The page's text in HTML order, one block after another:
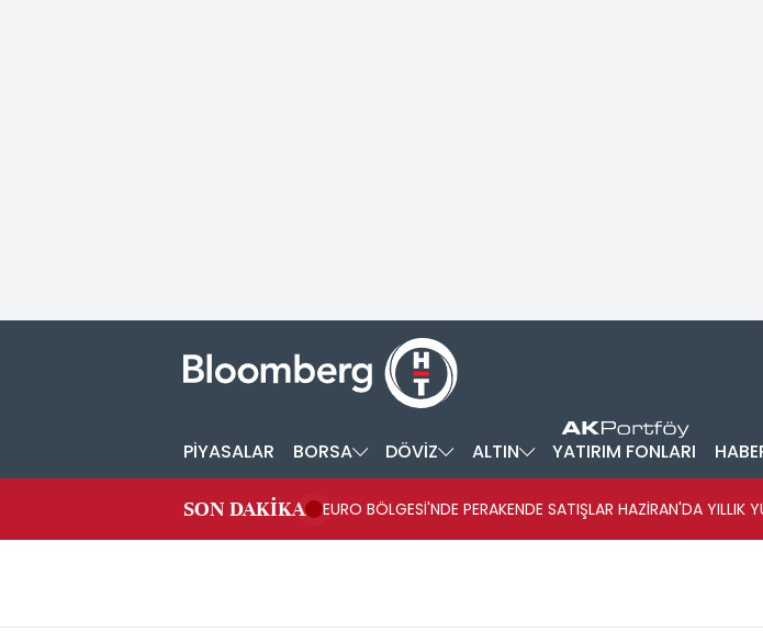
PİYASALAR BORSA DÖVİZ ALTIN YATIRIM FONLARI
SON DAKİKA
EURO BÖLGESİ'NDE PERAKENDE SATIŞLAR HAZİRAN'DA